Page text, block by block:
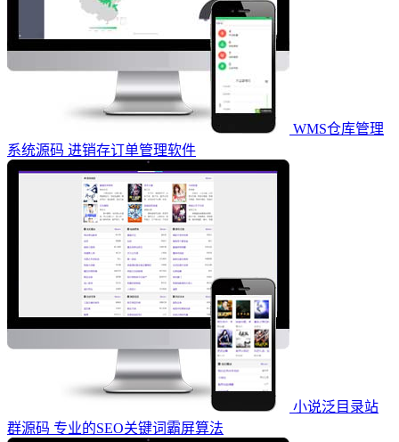
WMS仓库管理
系统源码 进销存订单管理软件
小说泛目录站
群源码 专业的SEO关键词霸屏算法